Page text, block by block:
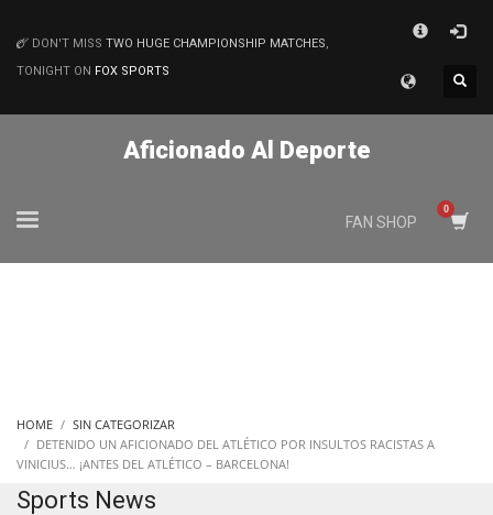
MATCHES
DON'T MISS TWO HUGE CHAMPIONSHIP MATCHES,
TONIGHT ON FOX SPORTS
Aficionado Al Deporte
FAN SHOP
HOME
SIN CATEGORIZAR
DETENIDO UN AFICIONADO DEL ATLÉTICO POR INSULTOS RACISTAS A
VINICIUS… ¡ANTES DEL ATLÉTICO – BARCELONA!
Sports News